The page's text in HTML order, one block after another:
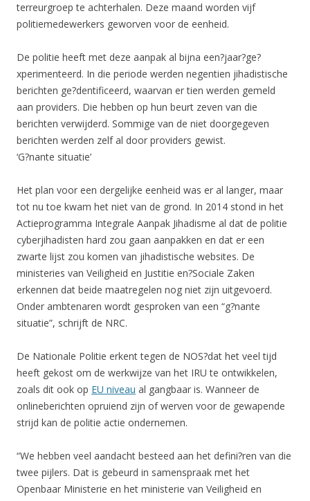
terreurgroep te achterhalen. Deze maand worden vijf
politiemedewerkers geworven voor de eenheid.
De politie heeft met deze aanpak al bijna een?jaar?ge?
xperimenteerd. In die periode werden negentien jihadistische
berichten ge?dentificeerd, waarvan er tien werden gemeld
aan providers. Die hebben op hun beurt zeven van die
berichten verwijderd. Sommige van de niet doorgegeven
berichten werden zelf al door providers gewist.
‘G?nante situatie’
Het plan voor een dergelijke eenheid was er al langer, maar
tot nu toe kwam het niet van de grond. In 2014 stond in het
Actieprogramma Integrale Aanpak Jihadisme al dat de politie
cyberjihadisten hard zou gaan aanpakken en dat er een
zwarte lijst zou komen van jihadistische websites. De
ministeries van Veiligheid en Justitie en?Sociale Zaken
erkennen dat beide maatregelen nog niet zijn uitgevoerd.
Onder ambtenaren wordt gesproken van een “g?nante
situatie”, schrijft de NRC.
De Nationale Politie erkent tegen de NOS?dat het veel tijd
heeft gekost om de werkwijze van het IRU te ontwikkelen,
zoals dit ook op EU niveau al gangbaar is. Wanneer de
onlineberichten opruiend zijn of werven voor de gewapende
strijd kan de politie actie ondernemen.
“We hebben veel aandacht besteed aan het defini?ren van die
twee pijlers. Dat is gebeurd in samenspraak met het
Openbaar Ministerie en het ministerie van Veiligheid en